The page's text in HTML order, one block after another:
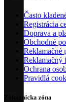
Často
Registrácia
Doprava a
Obchodné
Reklamačné
Reklamačný
Ochrana
Pravidlá
Zákaznícka zóna